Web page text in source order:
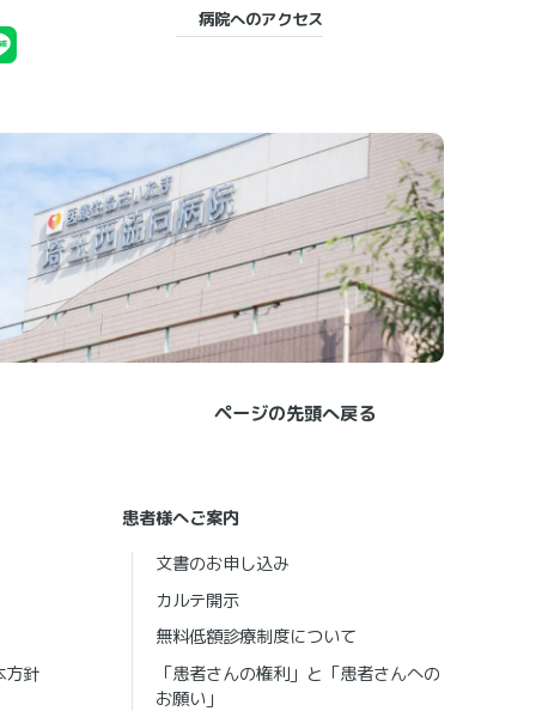
病院へのアクセス
ページの先頭へ戻る
方針
患者様へご案内
文書のお申し込み
カルテ開示
無料低額診療制度について
「患者さんの権利」と「患者さんへの
お願い」